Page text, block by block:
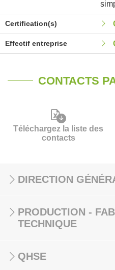
Certification(s)
Effectif entreprise
CONTACTS
Téléchargez la liste des
contacts
DIRECTION
PRODUCTION -
TECHNIQUE
QHSE